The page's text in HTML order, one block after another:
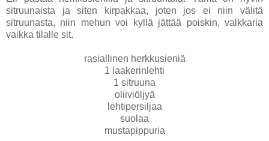
sitruunaista ja siten kirpakkaa, joten jos ei niin välitä
sitruunasta, niin mehun voi kyllä jättää poiskin, valkkaria
vaikka tilalle sit.
rasiallinen herkkusieniä
1 laakerinlehti
1 sitruuna
oliiviöljyä
lehtipersiljaa
suolaa
mustapippuria